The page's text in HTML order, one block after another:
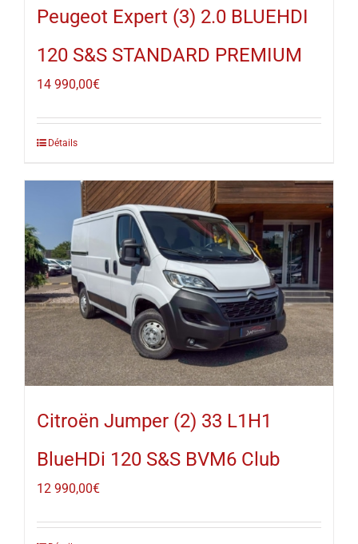
Peugeot Expert (3) 2.0 BLUEHDI
120 S&S STANDARD PREMIUM
14 990,00€
Détails
Citroën Jumper (2) 33 L1H1
BlueHDi 120 S&S BVM6 Club
12 990,00€